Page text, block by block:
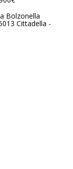
Bolzonella
Cittadella -